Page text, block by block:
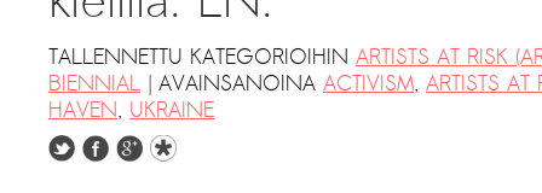
TALLENNETTU KATEGORIOIHIN ARTISTS AT RISK
BIENNIAL | AVAINSANOINA ACTIVISM, ARTISTS AT
HAVEN, UKRAINE